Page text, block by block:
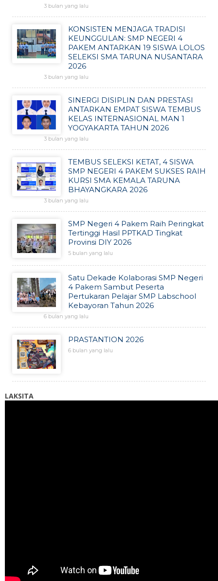
3 bulan yang lalu
KONSISTEN MENJAGA TRADISI
KEUNGGULAN: SMP NEGERI 4
PAKEM ANTARKAN 19 SISWA LOLOS
SELEKSI SMA TARUNA NUSANTARA
2026
3 bulan yang lalu
SINERGI DISIPLIN DAN PRESTASI
ANTARKAN EMPAT SISWA TEMBUS
KELAS INTERNASIONAL MAN 1
YOGYAKARTA TAHUN 2026
3 bulan yang lalu
TEMBUS SELEKSI KETAT, 4 SISWA
SMP NEGERI 4 PAKEM SUKSES RAIH
KURSI SMA KEMALA TARUNA
BHAYANGKARA 2026
3 bulan yang lalu
SMP Negeri 4 Pakem Raih Peringkat
Tertinggi Hasil PPTKAD Tingkat
Provinsi DIY 2026
5 bulan yang lalu
Satu Dekade Kolaborasi SMP Negeri
4 Pakem Sambut Peserta
Pertukaran Pelajar SMP Labschool
Kebayoran Tahun 2026
6 bulan yang lalu
PRASTANTION 2026
6 bulan yang lalu
LAKSITA